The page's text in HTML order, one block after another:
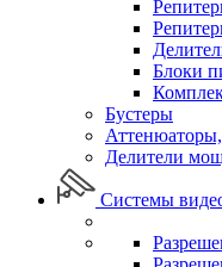
Блоки
Бустеры
Делители
Системы